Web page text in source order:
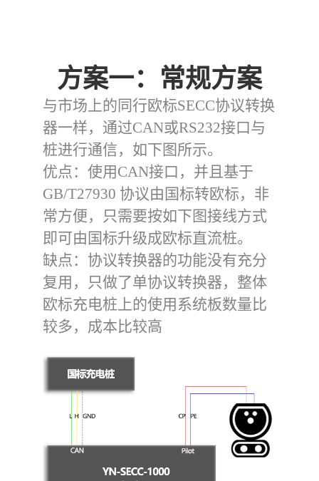
方案一：常规方案
与市场上的同行欧标SECC协议转换
器一样，通过CAN或RS232接口与
桩进行通信，如下图所示。
优点：使用CAN接口，并且基于
GB/T27930 协议由国标转欧标，非
常方便，只需要按如下图接线方式
即可由国标升级成欧标直流桩。
缺点：协议转换器的功能没有充分
复用，只做了单协议转换器，整体
欧标充电桩上的使用系统板数量比
较多，成本比较高